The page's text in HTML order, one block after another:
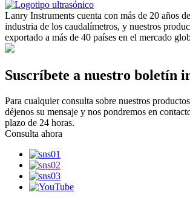
Lanry Instruments cuenta con más de 20 años
industria de los caudalímetros, y nuestros
exportado a más de 40 países en el mercado
Suscríbete a nuestro boletín
Para cualquier consulta sobre nuestros
déjenos su mensaje y nos pondremos en
plazo de 24 horas.
Consulta ahora